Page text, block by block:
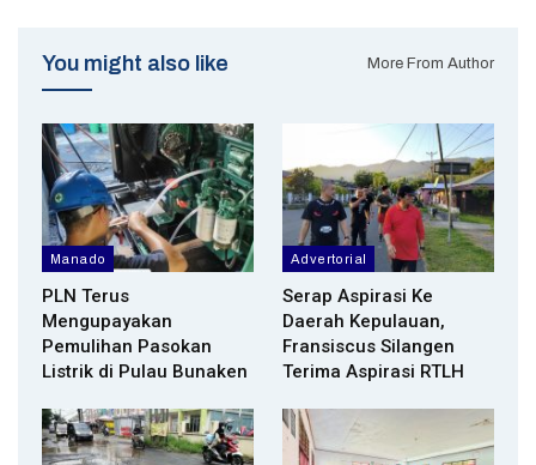
You might also like More From Author
Manado
PLN Terus
Mengupayakan
Pemulihan Pasokan
Listrik di Pulau Bunaken
Advertorial
Serap Aspirasi Ke
Daerah Kepulauan,
Fransiscus Silangen
Terima Aspirasi RTLH